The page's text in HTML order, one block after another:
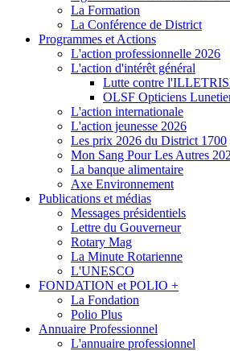
La Formation
La Conférence de District
Programmes et Actions
L'action professionnelle 2026
L'action d'intérêt général
Lutte contre
OLSF Opticiens
L'action internationale
L'action jeunesse 2026
Les prix 2026 du District 1700
Mon Sang Pour Les Autres
La banque alimentaire
Axe Environnement
Publications et médias
Messages présidentiels
Lettre du Gouverneur
Rotary Mag
La Minute Rotarienne
L'UNESCO
FONDATION et POLIO +
La Fondation
Polio Plus
Annuaire Professionnel
L'annuaire professionnel